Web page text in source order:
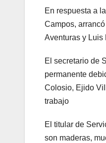
En respuesta a
Campos,
Aventuras y Luis
El secretario de
permanente
Colosio, Ejido
trabajo
El titular de
son maderas,